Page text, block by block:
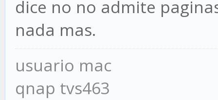
dice no no admite
nada mas.
usuario mac
qnap tvs463